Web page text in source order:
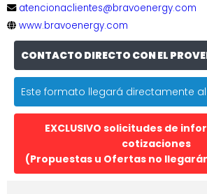
atencionaclientes@bravoenergy.com
www.bravoenergy.com
CONTACTO DIRECTO CON EL
Este formato llegará directamente
EXCLUSIVO solicitudes de
cotizaciones
(Propuestas u Ofertas no